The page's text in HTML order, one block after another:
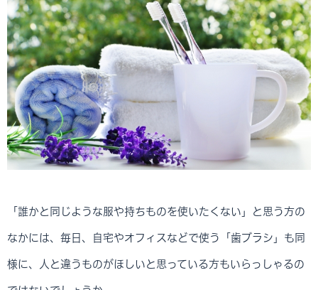
「誰かと同じような服や持ちものを使いたくない」と思う方の
なかには、毎日、自宅やオフィスなどで使う「歯ブラシ」も同
様に、人と違うものがほしいと思っている方もいらっしゃるの